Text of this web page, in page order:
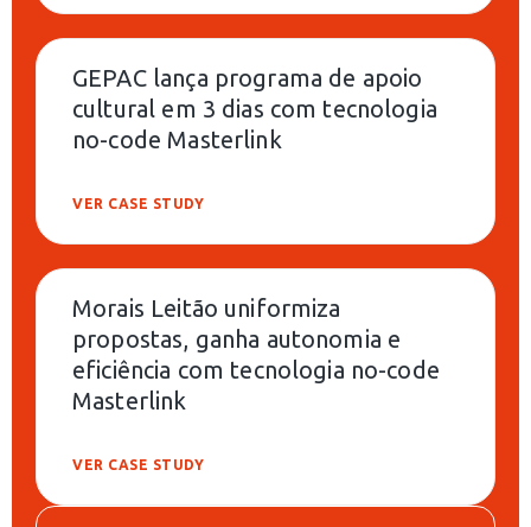
GEPAC lança programa de apoio
cultural em 3 dias com tecnologia
no-code Masterlink
VER CASE STUDY
Morais Leitão uniformiza
propostas, ganha autonomia e
eficiência com tecnologia no-code
Masterlink
VER CASE STUDY